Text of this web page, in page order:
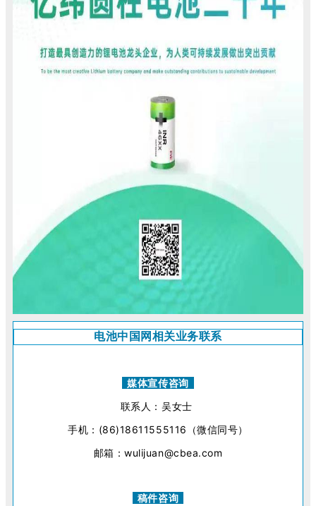
电池中国网相关业务联系
媒体宣传咨询
联系人：吴女士
手机：(86)18611555116（微信同号）
邮箱：wulijuan@cbea.com
稿件咨询